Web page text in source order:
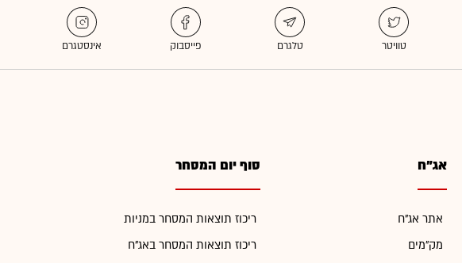
אג"ח
אתר אג"ח
מק"מים
סוף יום המסחר
ריכוז תוצאות המסחר במניות
ריכוז תוצאות המסחר באג"ח